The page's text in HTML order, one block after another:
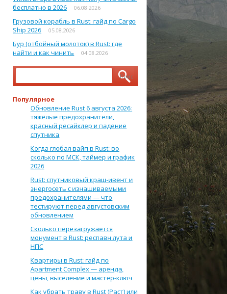
бесплатно в 2026
06.08.2026
Грузовой корабль в Rust: гайд по Cargo
Ship 2026
05.08.2026
Бур (отбойный молоток) в Rust: где
найти и как чинить
04.08.2026
Найти:
Популярное
Обновление Rust 6 августа 2026:
тяжёлые предохранители,
красный ресайклер и падение
спутника
Когда глобал вайп в Rust: во
сколько по МСК, таймер и график
2026
Rust: спутниковый краш-ивент и
энергосеть с изнашиваемыми
предохранителями — что
тестируют перед августовским
обновлением
Сколько перезагружается
монумент в Rust: респавн лута и
НПС
Квартиры в Rust: гайд по
Apartment Complex — аренда,
цены, выселение и мастер-ключ
Как убрать траву в Rust (Раст) или